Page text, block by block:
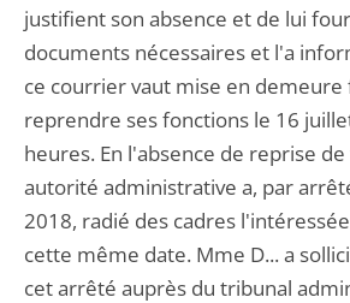
justifient son absence et de lui
documents nécessaires et l'a
ce courrier vaut mise en
reprendre ses fonctions le 16
heures. En l'absence de reprise
autorité administrative a, par
2018, radié des cadres
cette même date. Mme D... a
cet arrêté auprès du tribunal